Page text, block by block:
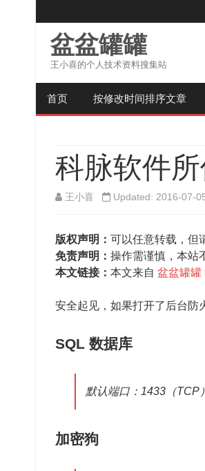
盆盆罐罐
王小喜的个人技术资料搜集站
首页 按修改时间排序文章
科脉软件
王小喜 Updated: 2016-07-
版权声明： 可以任意转载，但
免责声明： 操作需谨慎，本站
本文链接： 本文来自 盆盆罐罐
安全起见，如果打开了后台防
SQL 数据库
默认端口：1433（TCP）
加密狗